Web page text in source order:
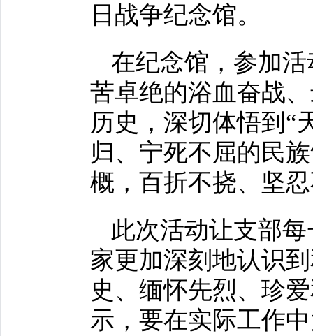
日战争纪念馆。
在纪念馆，参加
苦卓绝的浴血奋战
历史，深切体悟到“
归、宁死不屈的民
概，百折不挠、坚
此次活动让支部
家更加深刻地认识
史、缅怀先烈、珍
示，要在实际工作